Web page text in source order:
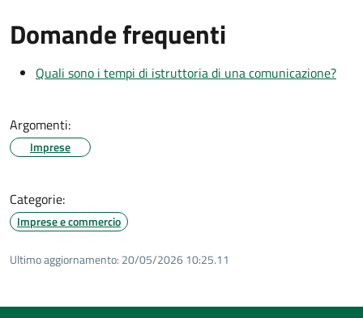
Domande frequenti
Quali sono i tempi di istruttoria di una comunicazione?
Argomenti:
Imprese
Categorie:
Imprese e commercio
Ultimo aggiornamento: 20/05/2026 10:25.11